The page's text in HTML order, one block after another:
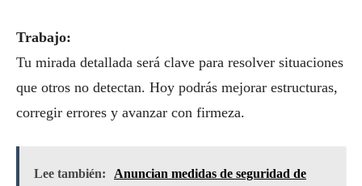
Trabajo:
Tu mirada detallada será clave para resolver situaciones
que otros no detectan. Hoy podrás mejorar estructuras,
corregir errores y avanzar con firmeza.
Lee también:
Anuncian medidas de seguridad de